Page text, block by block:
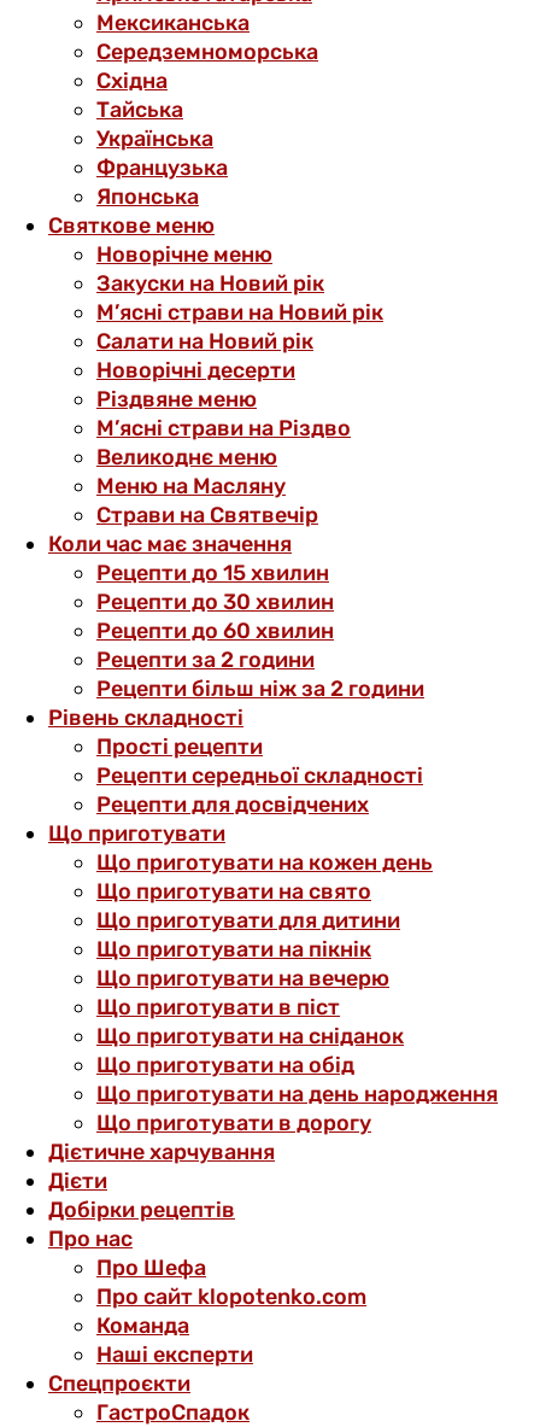
Мексиканська
Середземноморська
Східна
Тайська
Українська
Французька
Японська
Святкове меню
Новорічне меню
Закуски на Новий рік
М’ясні страви на Новий рік
Салати на Новий рік
Новорічні десерти
Різдвяне меню
М’ясні страви на Різдво
Великоднє меню
Меню на Масляну
Страви на Святвечір
Коли час має значення
Рецепти до 15 хвилин
Рецепти до 30 хвилин
Рецепти до 60 хвилин
Рецепти за 2 години
Рецепти більш ніж за 2 години
Рівень складності
Прості рецепти
Рецепти середньої складності
Рецепти для досвідчених
Що приготувати
Що приготувати на кожен день
Що приготувати на свято
Що приготувати для дитини
Що приготувати на пікнік
Що приготувати на вечерю
Що приготувати в піст
Що приготувати на сніданок
Що приготувати на обід
Що приготувати на день народження
Що приготувати в дорогу
Дієтичне харчування
Дієти
Добірки рецептів
Про нас
Про Шефа
Про сайт klopotenko.com
Команда
Наші експерти
Спецпроєкти
ГастроСпадок